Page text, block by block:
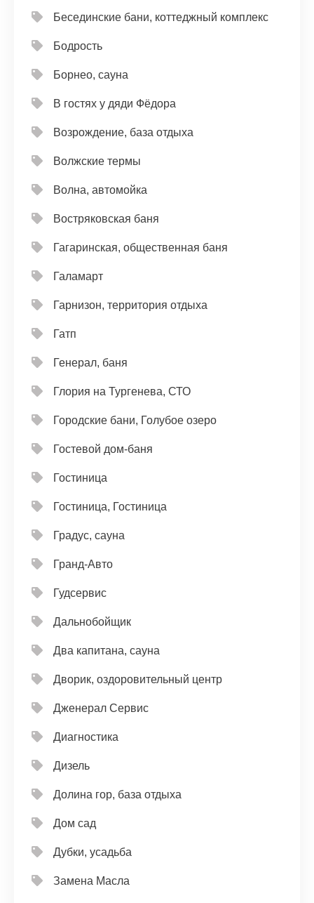
Бесединские бани, коттеджный комплекс
Бодрость
Борнео, сауна
В гостях у дяди Фёдора
Возрождение, база отдыха
Волжские термы
Волна, автомойка
Востряковская баня
Гагаринская, общественная баня
Галамарт
Гарнизон, территория отдыха
Гатп
Генерал, баня
Глория на Тургенева, СТО
Городские бани, Голубое озеро
Гостевой дом-баня
Гостиница
Гостиница, Гостиница
Градус, сауна
Гранд-Авто
Гудсервис
Дальнобойщик
Два капитана, сауна
Дворик, оздоровительный центр
Дженерал Сервис
Диагностика
Дизель
Долина гор, база отдыха
Дом сад
Дубки, усадьба
Замена Масла